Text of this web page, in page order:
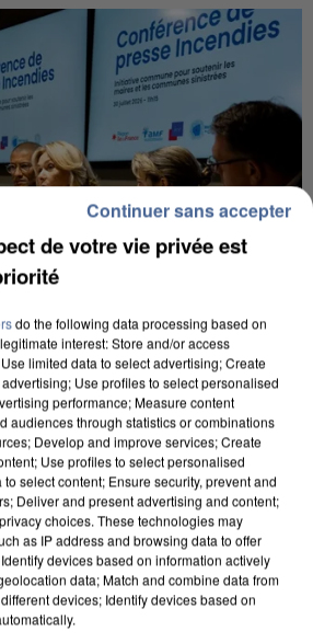
DE-FRANCE LANCE UN ÉLAN
LES...
de votre vie privée est
do the following data processing based on
interest: Store and/or access
limited data to select advertising; Create
Use profiles to select personalised
performance; Measure content
audiences through statistics or combinations
Develop and improve services; Create
Use profiles to select personalised
select content; Ensure security, prevent and
Deliver and present advertising and content;
choices. These technologies may
as IP address and browsing data to offer
devices based on information actively
data; Match and combine data from
devices; Identify devices based on
Continuer sans accepter